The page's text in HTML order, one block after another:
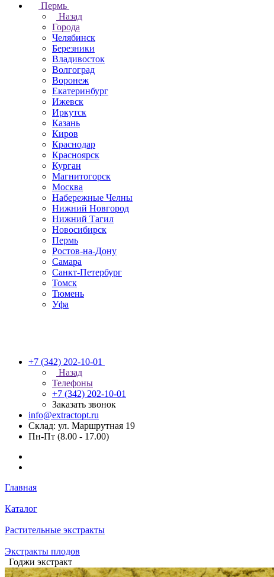
Пермь
Назад
Города
Челябинск
Березники
Владивосток
Волгоград
Воронеж
Екатеринбург
Ижевск
Иркутск
Казань
Киров
Краснодар
Красноярск
Курган
Магнитогорск
Москва
Набережные Челны
Нижний Новгород
Нижний Тагил
Новосибирск
Пермь
Ростов-на-Дону
Самара
Санкт-Петербург
Томск
Тюмень
Уфа
+7 (342) 202-10-01
Назад
Телефоны
+7 (342) 202-10-01
Заказать звонок
info@extractopt.ru
Склад: ул. Маршрутная 19
Пн-Пт (8.00 - 17.00)
Главная
Каталог
Растительные экстракты
Экстракты плодов
Годжи экстракт